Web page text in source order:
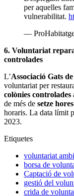
per aquelles
vulnerabilitat.
—
6. Voluntariat
controlades
L’Associació Gats
voluntariat per
colònies controlades
de més de setze
horaris. La data límit
2023.
Etiquetes
voluntariat
borsa de
Captació de
gestió del
crida de